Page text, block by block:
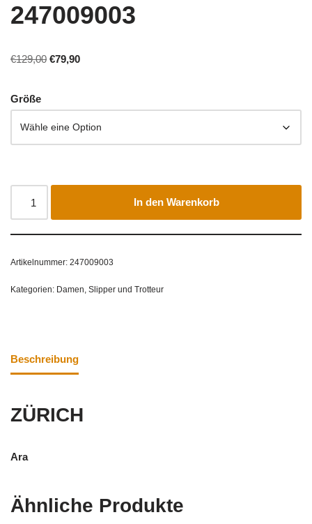
247009003
€129,00 €79,90
Größe
In den Warenkorb
Artikelnummer: 247009003
Kategorien: Damen, Slipper und Trotteur
Beschreibung
ZÜRICH
Ara
Ähnliche Produkte